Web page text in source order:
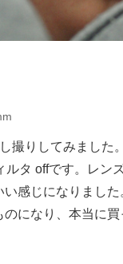
撮りしてみました
ルタ offです。レン
感じになりまし
になり、本当に